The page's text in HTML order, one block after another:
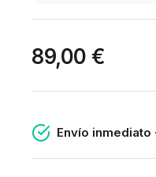
89,00 €
Envío inmediato